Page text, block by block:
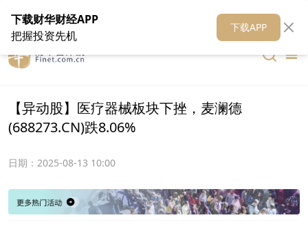
在线客服 关于我们 财华媒体矩阵 财华智库
【异动股】医疗器械板块下挫，麦澜德
(688273.CN)跌8.06%
日期： 2025-08-13 10:00
下载财华财经APP
把握投资先机
下载APP